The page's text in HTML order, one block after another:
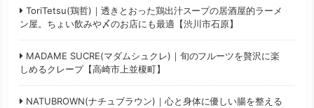
ToriTetsu(鶏哲)｜透きとおった鶏出汁スープの居酒屋的ラーメ
ン屋。ちょい飲みや〆のお店にも最適【渋川市石原】
MADAME SUCRE(マダムシュクレ)｜旬のフルーツを贅沢に楽
しめるクレープ【高崎市上並榎町】
NATUBROWN(ナチュブラウン)｜心と身体に優しい腸を整える